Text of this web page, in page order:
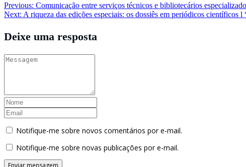
Navegação
de
Post
Previous: Comunicação entre serviços técnicos e bibliotecários
Next: A riqueza das edições especiais: os dossiês em periódicos científicos
Deixe uma resposta
Notifique-me sobre novos comentários por e-mail.
Notifique-me sobre novas publicações por e-mail.